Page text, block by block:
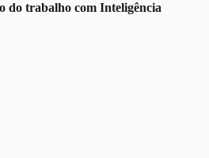
do trabalho com Inteligência